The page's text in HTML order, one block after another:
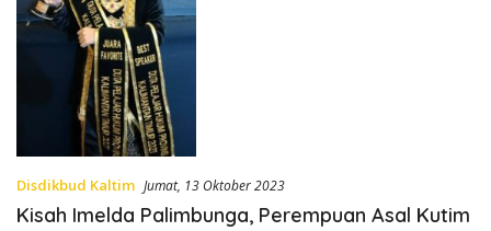
Disdikbud Kaltim Jumat, 13 Oktober 2023
Kisah Imelda Palimbunga, Perempuan Asal Kutim